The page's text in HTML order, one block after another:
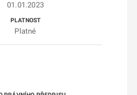
01.01.2023
Platné